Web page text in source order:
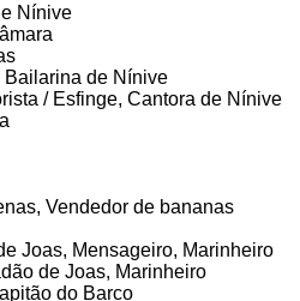
Nínive
Bailarina de Nínive
/ Esfinge, Cantora de Nínive
Vendedor de bananas
Joas, Mensageiro, Marinheiro
de Joas, Marinheiro
do Barco